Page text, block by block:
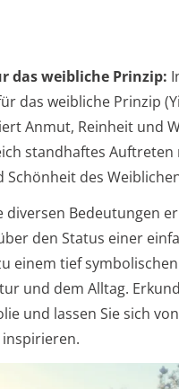
das weibliche Prinzip:
das weibliche Prinzip
Anmut, Reinheit und
standhaftes
Schönheit des
diversen Bedeutungen
den Status einer
einem tief
und dem Alltag.
und lassen Sie sich